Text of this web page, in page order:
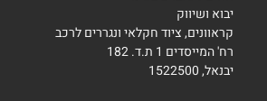
יבוא ושיווק
קראוונים, ציוד חקלאי ונגררים לרכב
רח' המייסדים 1 ת.ד. 182
יבנאל, 1522500